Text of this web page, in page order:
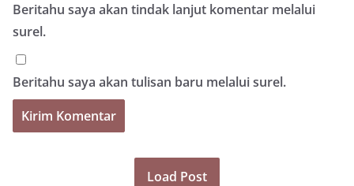
Beritahu saya akan tindak lanjut komentar melalui
surel.
Beritahu saya akan tulisan baru melalui surel.
Load Post